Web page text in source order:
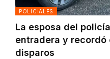
POLICIALES
La esposa del
entradera y recordó
disparos